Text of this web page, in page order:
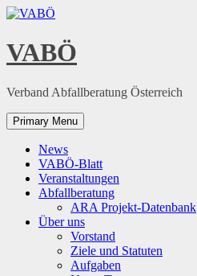
Skip
content
VABÖ
Verband Abfallberatung Österreich
Primary Menu
News
VABÖ-Blatt
Veranstaltungen
Abfallberatung
ARA Projekt-Datenbank
Über uns
Vorstand
Ziele und Statuten
Aufgaben